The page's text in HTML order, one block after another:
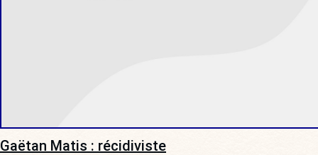
Gaëtan Matis : récidiviste